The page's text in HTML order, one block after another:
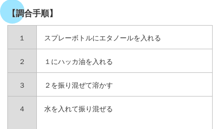
【調合手順】
１ スプレーボトルにエタノールを入れる
２ １にハッカ油を入れる
３ ２を振り混ぜて溶かす
４ 水を入れて振り混ぜる